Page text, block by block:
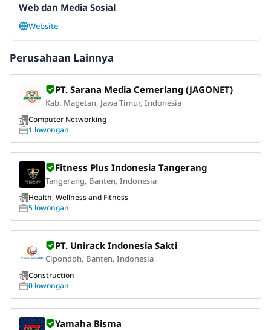
Web dan Media Sosial
Website
Perusahaan Lainnya
PT. Sarana Media Cemerlang (JAGONET)
Kab. Magetan, Jawa Timur, Indonesia
Computer Networking
1 lowongan
Fitness Plus Indonesia Tangerang
Tangerang, Banten, Indonesia
Health, Wellness and Fitness
5 lowongan
PT. Unirack Indonesia Sakti
Cipondoh, Banten, Indonesia
Construction
0 lowongan
Yamaha Bisma